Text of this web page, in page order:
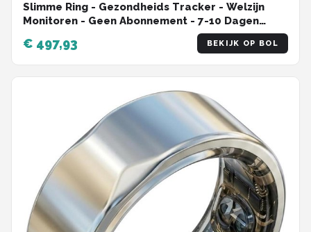
Slimme Ring - Gezondheids Tracker - Welzijn
Monitoren - Geen Abonnement - 7-10 Dagen
€ 497,93 BEKIJK OP BOL